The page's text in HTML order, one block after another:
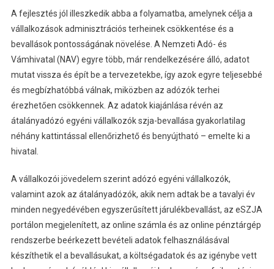
A fejlesztés jól illeszkedik abba a folyamatba, amelynek célja a
vállalkozások adminisztrációs terheinek csökkentése és a
bevallások pontosságának növelése. A Nemzeti Adó- és
Vámhivatal (NAV) egyre több, már rendelkezésére álló, adatot
mutat vissza és épít be a tervezetekbe, így azok egyre teljesebbé
és megbízhatóbbá válnak, miközben az adózók terhei
érezhetően csökkennek. Az adatok kiajánlása révén az
átalányadózó egyéni vállalkozók szja-bevallása gyakorlatilag
néhány kattintással ellenőrizhető és benyújtható – emelte ki a
hivatal.
A vállalkozói jövedelem szerint adózó egyéni vállalkozók,
valamint azok az átalányadózók, akik nem adtak be a tavalyi év
minden negyedévében egyszerűsített járulékbevallást, az eSZJA
portálon megjelenített, az online számla és az online pénztárgép
rendszerbe beérkezett bevételi adatok felhasználásával
készíthetik el a bevallásukat, a költségadatok és az igénybe vett